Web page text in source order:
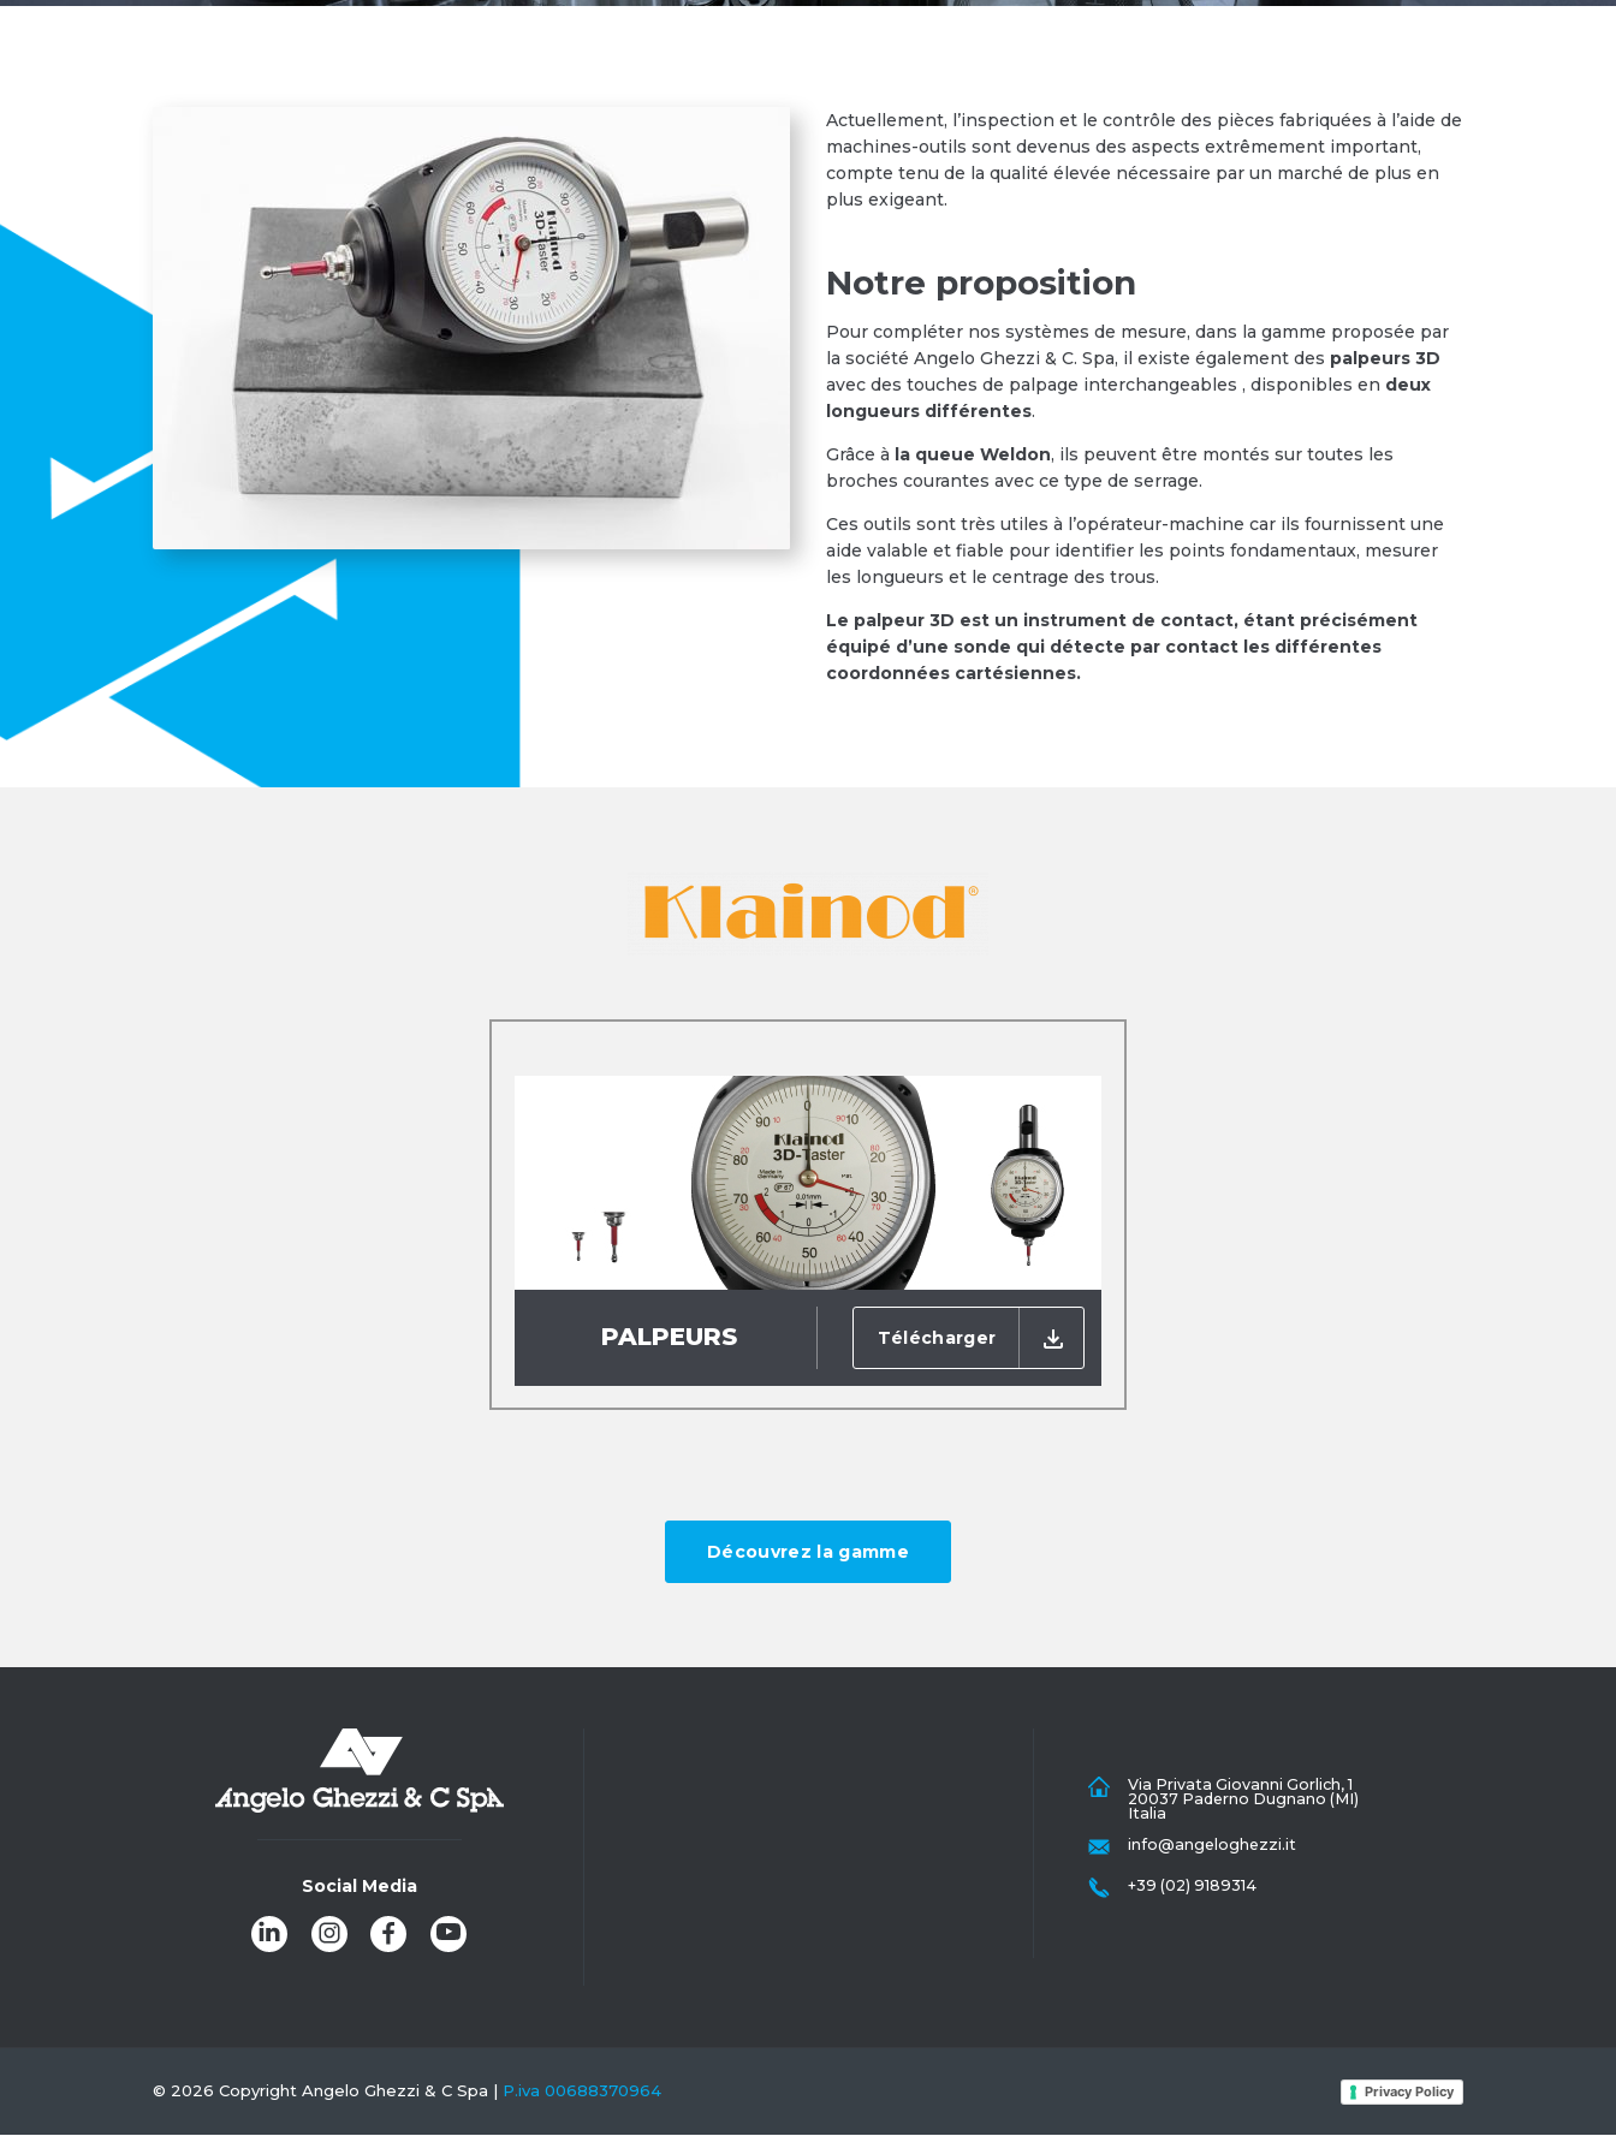
Actuellement, l’inspection et le contrôle des pièces fabriquées à l’aide de
machines-outils sont devenus des aspects extrêmement important,
compte tenu de la qualité élevée nécessaire par un marché de plus en
plus exigeant.
Notre proposition
Pour compléter nos systèmes de mesure, dans la gamme proposée par
la société Angelo Ghezzi & C. Spa, il existe également des palpeurs 3D
avec des touches de palpage interchangeables , disponibles en deux
longueurs différentes.
Grâce à la queue Weldon, ils peuvent être montés sur toutes les
broches courantes avec ce type de serrage.
Ces outils sont très utiles à l’opérateur-machine car ils fournissent une
aide valable et fiable pour identifier les points fondamentaux, mesurer
les longueurs et le centrage des trous.
Le palpeur 3D est un instrument de contact, étant précisément
équipé d’une sonde qui détecte par contact les différentes
coordonnées cartésiennes.
PALPEURS Télécharger
Découvrez la gamme
Social Media
Via Privata Giovanni Gorlich, 1
20037 Paderno Dugnano (MI)
Italia
info@angeloghezzi.it
+39 (02) 9189314
Privacy Policy
© 2026 Copyright Angelo Ghezzi & C Spa | P.iva 00688370964